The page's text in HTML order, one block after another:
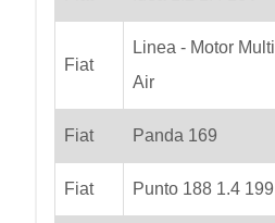
Fiat
Linea - Motor Multi
Air
Fiat Panda 169
Fiat Punto 188 1.4 199